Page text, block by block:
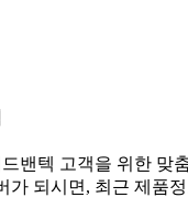
밴텍 고객을 위한 맞
가 되시면, 최근 제품